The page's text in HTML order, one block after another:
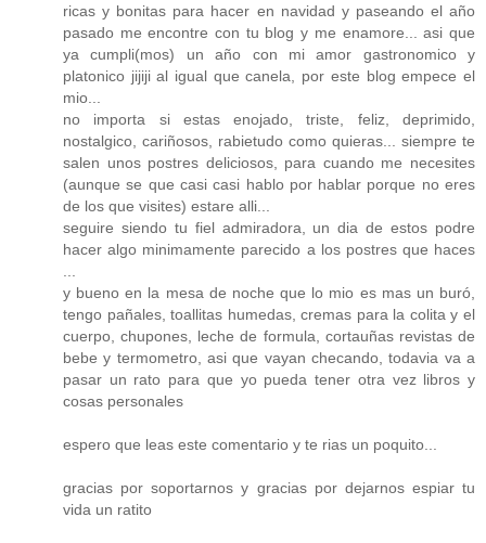
ricas y bonitas para hacer en navidad y paseando el año
pasado me encontre con tu blog y me enamore... asi que
ya cumpli(mos) un año con mi amor gastronomico y
platonico jijiji al igual que canela, por este blog empece el
mio...
no importa si estas enojado, triste, feliz, deprimido,
nostalgico, cariñosos, rabietudo como quieras... siempre te
salen unos postres deliciosos, para cuando me necesites
(aunque se que casi casi hablo por hablar porque no eres
de los que visites) estare alli...
seguire siendo tu fiel admiradora, un dia de estos podre
hacer algo minimamente parecido a los postres que haces
y bueno en la mesa de noche que lo mio es mas un buró,
tengo pañales, toallitas humedas, cremas para la colita y el
cuerpo, chupones, leche de formula, cortauñas revistas de
bebe y termometro, asi que vayan checando, todavia va a
pasar un rato para que yo pueda tener otra vez libros y
cosas personales
espero que leas este comentario y te rias un poquito...
gracias por soportarnos y gracias por dejarnos espiar tu
vida un ratito